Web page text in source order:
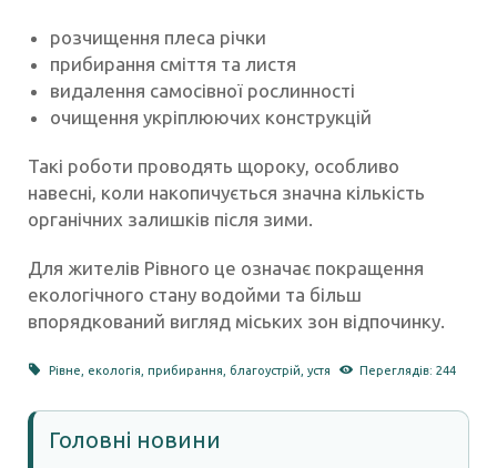
розчищення плеса річки
прибирання сміття та листя
видалення самосівної рослинності
очищення укріплюючих конструкцій
Такі роботи проводять щороку, особливо
навесні, коли накопичується значна кількість
органічних залишків після зими.
Для жителів Рівного це означає покращення
екологічного стану водойми та більш
впорядкований вигляд міських зон відпочинку.
Рівне екологія ,прибирання ,благоустрій ,устя Переглядів: 244
Головні новини